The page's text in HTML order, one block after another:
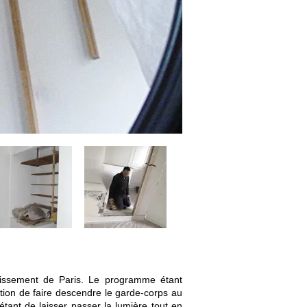
de Paris. Le programme étant
de faire descendre le garde-corps au